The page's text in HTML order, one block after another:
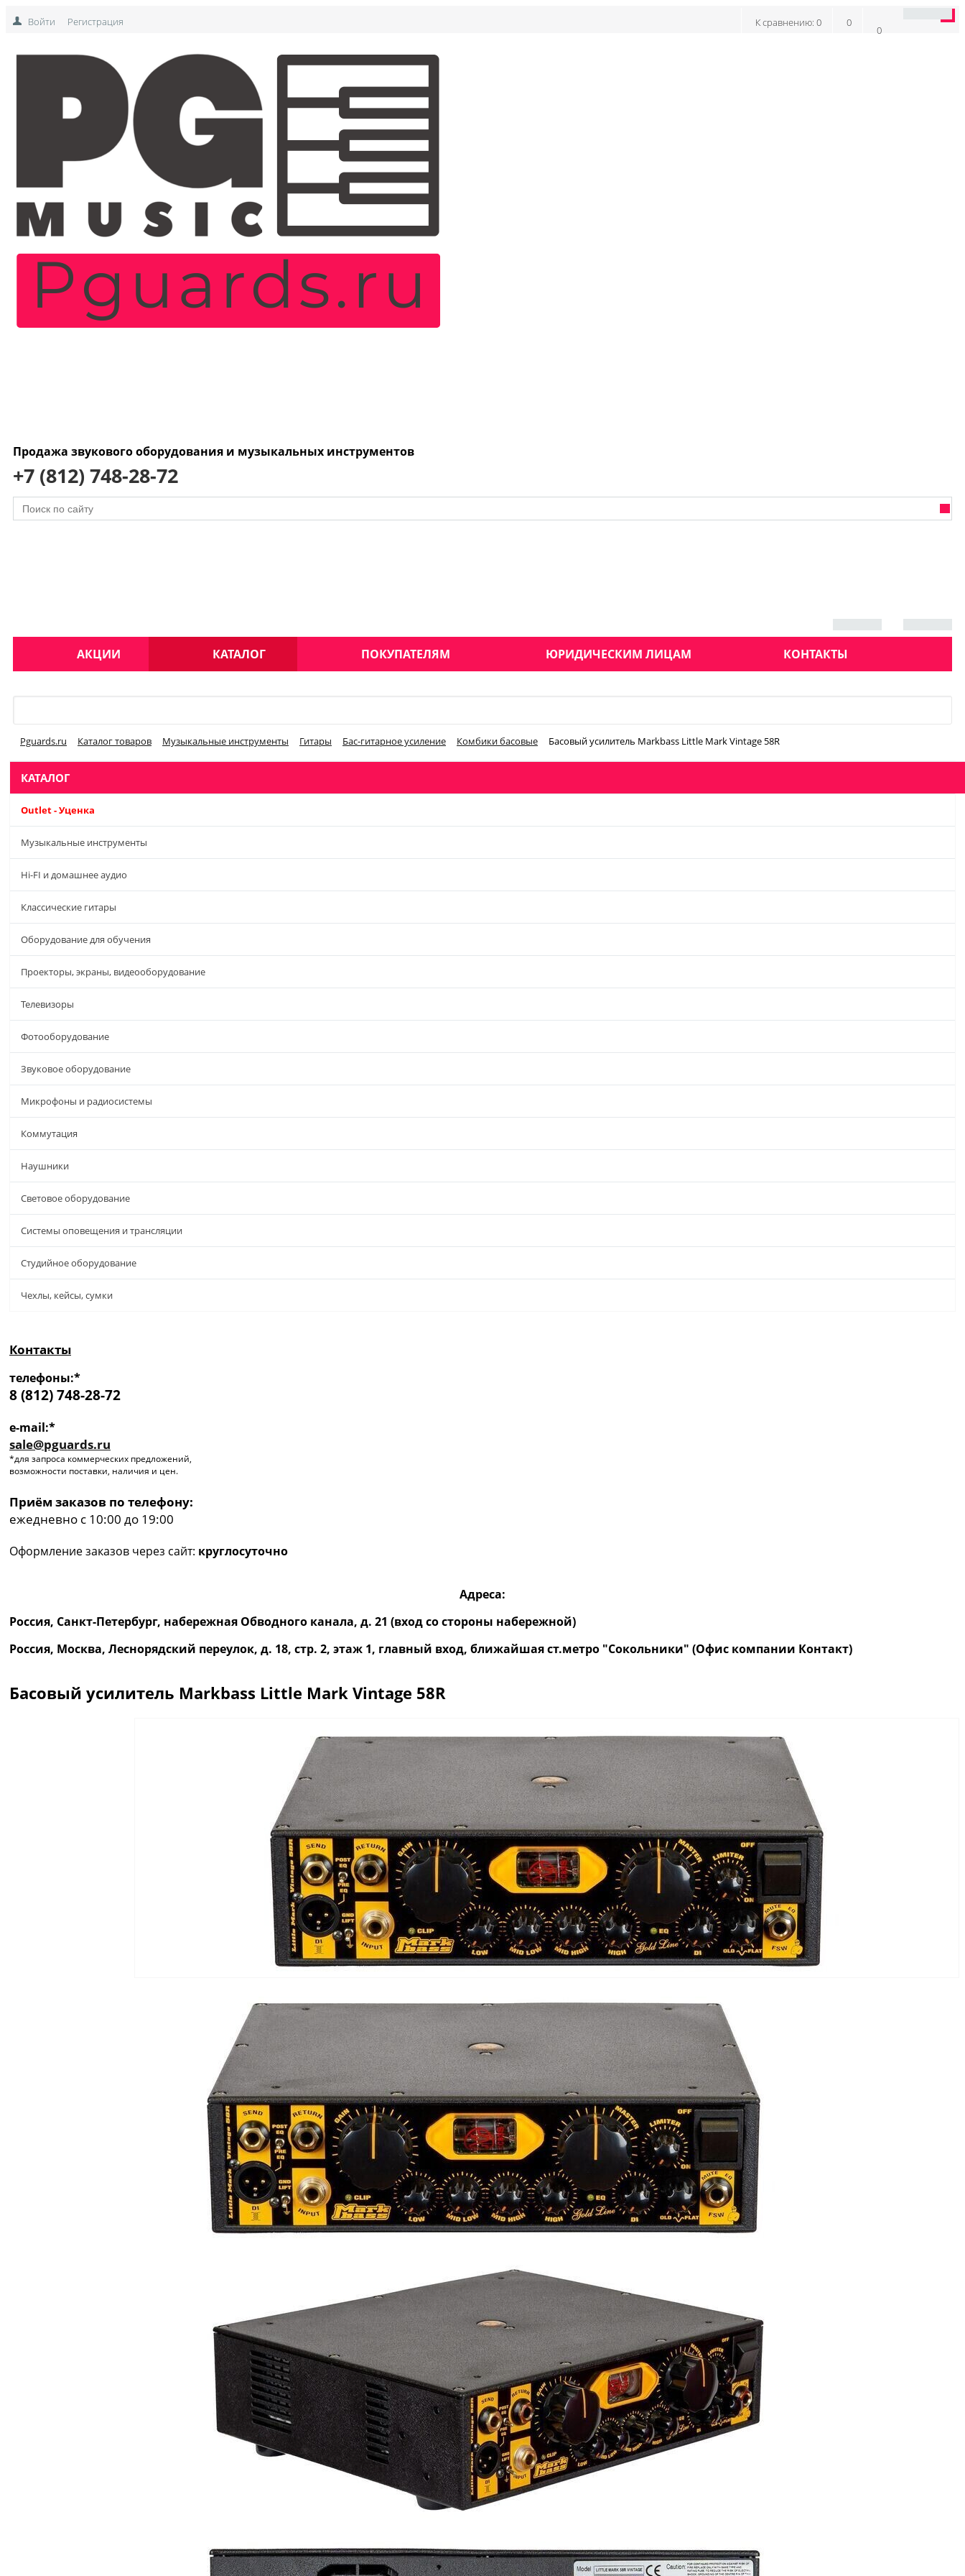
Войти Регистрация
0
0
К сравнению: 0
Продажа звукового оборудования и музыкальных инструментов
+7 (812) 748-28-72
АКЦИИ КАТАЛОГ ПОКУПАТЕЛЯМ ЮРИДИЧЕСКИМ ЛИЦАМ КОНТАКТЫ
Pguards.ru Каталог товаров Музыкальные инструменты Гитары Бас-гитарное усиление Комбики басовые Басовый усилитель Markbass Little Mark Vintage 58R
КАТАЛОГ
Outlet - Уценка
Музыкальные инструменты
Hi-FI и домашнее аудио
Классические гитары
Оборудование для обучения
Проекторы, экраны, видеооборудование
Телевизоры
Фотооборудование
Звуковое оборудование
Микрофоны и радиосистемы
Коммутация
Наушники
Световое оборудование
Системы оповещения и трансляции
Студийное оборудование
Чехлы, кейсы, сумки
Контакты
телефоны:*
8 (812) 748-28-72
e-mail:*
sale@pguards.ru
*для запроса коммерческих предложений,
возможности поставки, наличия и цен.
Приём заказов по телефону:
ежедневно с 10:00 до 19:00
Оформление заказов через сайт: круглосуточно
Адреса:
Россия, Санкт-Петербург, набережная Обводного канала, д. 21 (вход со стороны набережной)
Россия, Москва, Леснорядский переулок, д. 18, стр. 2, этаж 1, главный вход, ближайшая ст.метро "Сокольники" (Офис компании Контакт)
Басовый усилитель Markbass Little Mark Vintage 58R